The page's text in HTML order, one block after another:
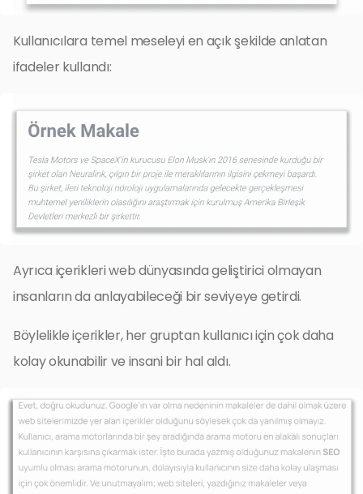
Kullanıcılara temel meseleyi en açık şekilde anlatan
ifadeler kullandı:
Ayrıca içerikleri web dünyasında geliştirici olmayan
insanların da anlayabileceği bir seviyeye getirdi.
Böylelikle içerikler, her gruptan kullanıcı için çok daha
kolay okunabilir ve insani bir hal aldı.